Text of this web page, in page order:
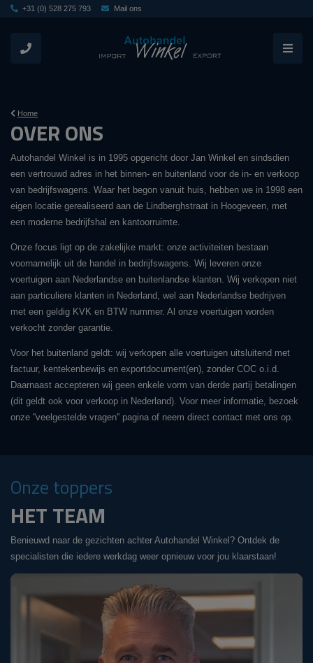
+31 (0) 528 275 793 Mail ons
Home
OVER ONS
Autohandel Winkel is in 1995 opgericht door Jan Winkel en sindsdien
een vertrouwd adres in het binnen- en buitenland voor de in- en verkoop
van bedrijfswagens. Waar het begon vanuit huis, hebben we in 1998 een
eigen locatie gerealiseerd aan de Lindberghstraat in Hoogeveen, met
een moderne bedrijfshal en kantoorruimte.
Onze focus ligt op de zakelijke markt: onze activiteiten bestaan
voornamelijk uit de handel in bedrijfswagens. Wij leveren onze
voertuigen aan Nederlandse en buitenlandse klanten. Wij verkopen niet
aan particuliere klanten in Nederland, wel aan Nederlandse bedrijven
met een geldig KVK en BTW nummer. Al onze voertuigen worden
verkocht zonder garantie.
Voor het buitenland geldt: wij verkopen alle voertuigen uitsluitend met
factuur, kentekenbewijs en exportdocument(en), zonder COC o.i.d.
Daarnaast accepteren wij geen enkele vorm van derde partij betalingen
(dit geldt ook voor verkoop in Nederland). Voor meer informatie, bezoek
onze ''veelgestelde vragen'' pagina of neem direct contact met ons op.
Onze toppers
HET TEAM
Benieuwd naar de gezichten achter Autohandel Winkel? Ontdek de
specialisten die iedere werkdag weer opnieuw voor jou klaarstaan!